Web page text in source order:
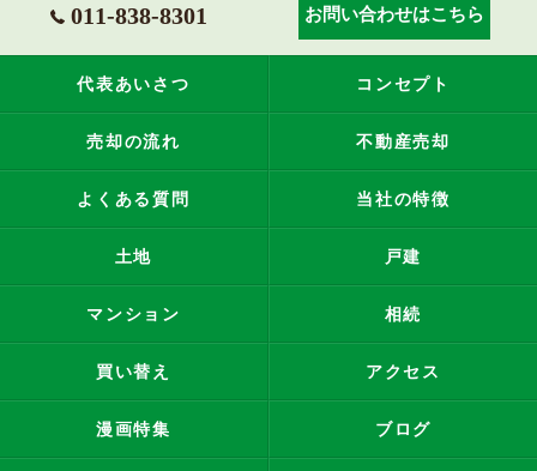
011-838-8301 お問い合わせはこちら
代表あいさつ コンセプト
売却の流れ 不動産売却
よくある質問 当社の特徴
土地 戸建
マンション 相続
買い替え アクセス
漫画特集 ブログ